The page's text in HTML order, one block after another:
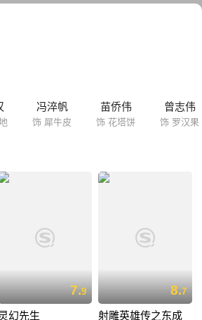
生命危险。于是，为了保护两人，大力丸和助
冯淬帆
饰 犀牛皮
苗侨伟
饰 花塔饼
曾志伟
饰 罗汉果
7.9
幻先生
8.7
射雕英雄传之东成